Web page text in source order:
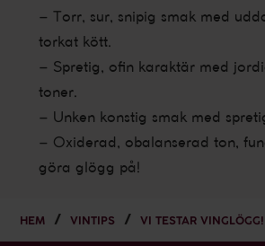
– Torr, sur, snipig smak med
torkat kött.
– Spretig, ofin karaktär med
toner.
– Unken konstig smak med
– Oxiderad, obalanserad ton,
göra glögg på!
HEM VINTIPS VI TESTAR VINGLÖGG!